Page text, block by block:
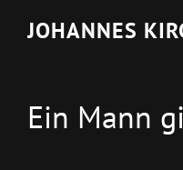
JOHANNES
Ein Mann